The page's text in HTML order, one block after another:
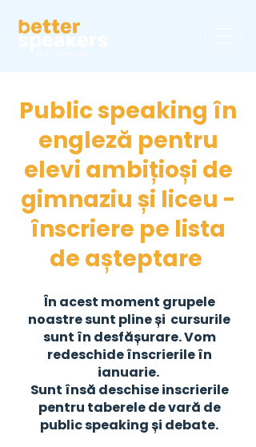
Public speaking în
engleză pentru
elevi ambițioși de
gimnaziu și liceu -
înscriere pe lista
de așteptare
În acest moment grupele
noastre sunt pline și cursurile
sunt în desfășurare. Vom
redeschide înscrierile în
ianuarie.
Sunt însă deschise inscrierile
pentru taberele de vară de
public speaking și debate.